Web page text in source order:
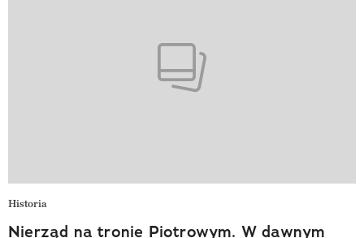
Historia
Nierząd na tronie Piotrowym. W dawnym